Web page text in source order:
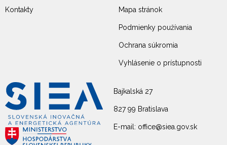
Bajkalská 27
827 99 Bratislava
E-mail: office@siea.gov.sk
Kontakty Mapa stránok
Podmienky používania
Ochrana súkromia
Vyhlásenie o prístupnosti